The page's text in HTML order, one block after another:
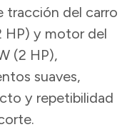
tracción del carro
HP) y motor del
(2 HP),
suaves,
y repetibilidad